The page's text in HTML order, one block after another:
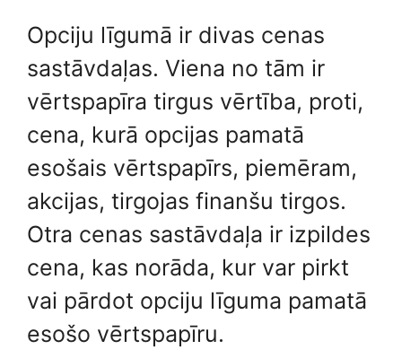
Opciju līgumā ir divas cenas
sastāvdaļas. Viena no tām ir
vērtspapīra tirgus vērtība, proti,
cena, kurā opcijas pamatā
esošais vērtspapīrs, piemēram,
akcijas, tirgojas finanšu tirgos.
Otra cenas sastāvdaļa ir izpildes
cena, kas norāda, kur var pirkt
vai pārdot opciju līguma pamatā
esošo vērtspapīru.